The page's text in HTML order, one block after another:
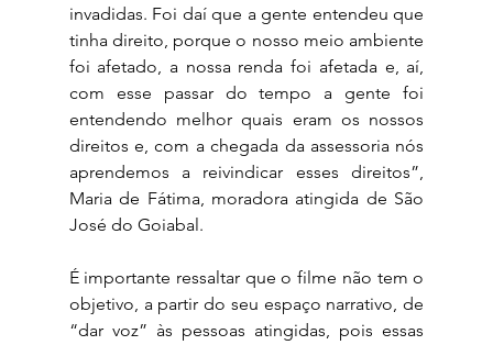
invadidas. Foi daí que a gente entendeu que
tinha direito, porque o nosso meio ambiente
foi afetado, a nossa renda foi afetada e, aí,
com esse passar do tempo a gente foi
entendendo melhor quais eram os nossos
direitos e, com a chegada da assessoria nós
aprendemos a reivindicar esses direitos”,
Maria de Fátima, moradora atingida de São
José do Goiabal.
É importante ressaltar que o filme não tem o
objetivo, a partir do seu espaço narrativo, de
“dar voz” às pessoas atingidas, pois essas